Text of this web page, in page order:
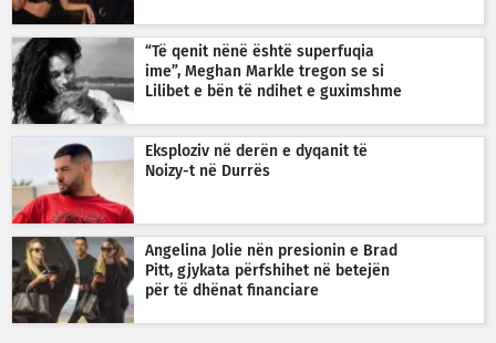
“Të qenit nënë është superfuqia
ime”, Meghan Markle tregon se si
Lilibet e bën të ndihet e guximshme
Eksploziv në derën e dyqanit të
Noizy-t në Durrës
Angelina Jolie nën presionin e Brad
Pitt, gjykata përfshihet në betejën
për të dhënat financiare